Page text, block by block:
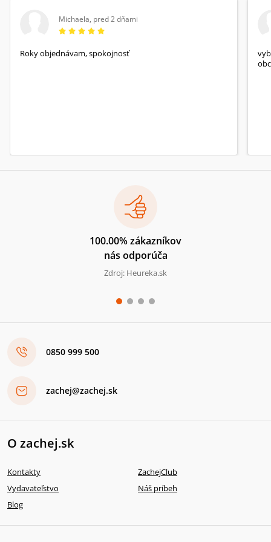
Michaela, pred 2 dňami
Roky objednávam, spokojnosť
100.00% zákazníkov
nás odporúča
Zdroj: Heureka.sk
0850 999 500
zachej@zachej.sk
O zachej.sk
Kontakty
ZachejClub
Vydavateľstvo
Náš príbeh
Blog